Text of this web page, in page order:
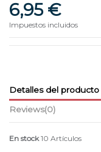
6,95 €
Impuestos incluidos
Detalles del producto
Reviews(0)
En stock 10 Artículos